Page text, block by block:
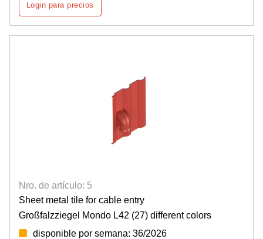
Login para precios
Nro. de artículo: 5
Sheet metal tile for cable entry
Großfalzziegel Mondo L42 (27) different colors
disponible por semana: 36/2026